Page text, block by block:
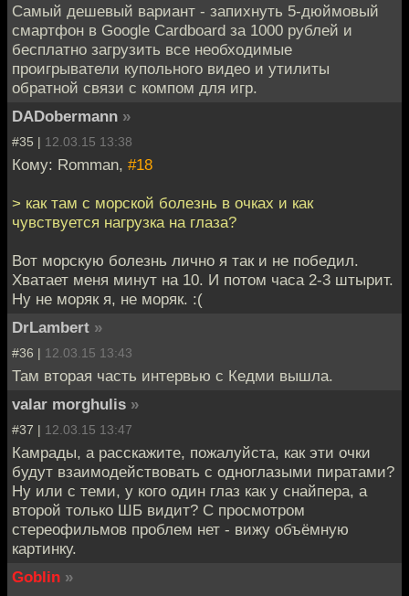
Самый дешевый вариант - запихнуть 5-дюймовый
смартфон в Google Cardboard за 1000 рублей и
бесплатно загрузить все необходимые
проигрыватели купольного видео и утилиты
обратной связи с компом для игр.
DADobermann »
#35 | 12.03.15 13:38
Кому: Romman, #18
> как там с морской болезнь в очках и как
чувствуется нагрузка на глаза?
Вот морскую болезнь лично я так и не победил.
Хватает меня минут на 10. И потом часа 2-3 штырит.
Ну не моряк я, не моряк. :(
DrLambert »
#36 | 12.03.15 13:43
Там вторая часть интервью с Кедми вышла.
valar morghulis »
#37 | 12.03.15 13:47
Камрады, а расскажите, пожалуйста, как эти очки
будут взаимодействовать с одноглазыми пиратами?
Ну или с теми, у кого один глаз как у снайпера, а
второй только ШБ видит? С просмотром
стереофильмов проблем нет - вижу объёмную
картинку.
Goblin »